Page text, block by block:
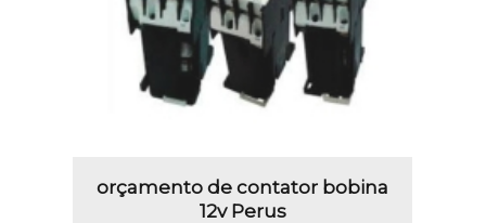
orçamento de contator bobina
12v Perus